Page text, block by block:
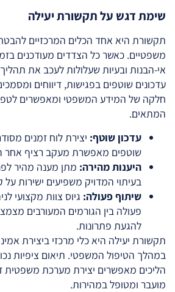
שימת דגש על תקשורת יעילה
תקשורת היא אחד הכלים המרכזיים
משפטיים. כאשר כל הצדדים מעודכנים
אי-הבנות ובעיות שעלולות לעכב את
עדכונים שוטפים בפגישות, דיווחים
חלקה של המידע המשפטי ומאפשרים לטפל
המתאים.
עדכון שוטף: יצירת לוח זמנים
שוטפים מאפשרת מעקב רציף אחר
היענות מהירה: מתן מענה מהיר
בעיתוי המדויק משפיעים ישירות
שיתוף פעולה: גיוס צוות מקצועי
פעולה בין הגורמים המעורבים
להגעת פתרונות.
תקשורת יעילה היא כלי מרכזי ביצירת
במהלך הטיפול המשפטי. תיאום ציפיות
הליכים מאפשרים יצירת מערכת משפטית
מועבר ומטופל במהירות.